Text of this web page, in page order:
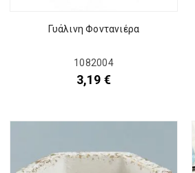
Γυάλινη Φοντανιέρα
1082004
3,19 €